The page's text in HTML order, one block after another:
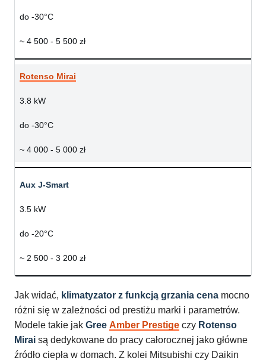
do -30°C
~ 4 500 - 5 500 zł
Rotenso Mirai
3.8 kW
do -30°C
~ 4 000 - 5 000 zł
Aux J-Smart
3.5 kW
do -20°C
~ 2 500 - 3 200 zł
Jak widać, klimatyzator z funkcją grzania cena mocno
różni się w zależności od prestiżu marki i parametrów.
Modele takie jak Gree Amber Prestige czy Rotenso
Mirai są dedykowane do pracy całorocznej jako główne
źródło ciepła w domach. Z kolei Mitsubishi czy Daikin